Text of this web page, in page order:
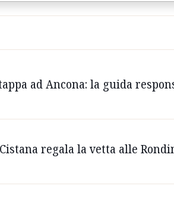
ad Ancona: la guida
regala la vetta alle